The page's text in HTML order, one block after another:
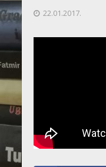
22.01.2017.